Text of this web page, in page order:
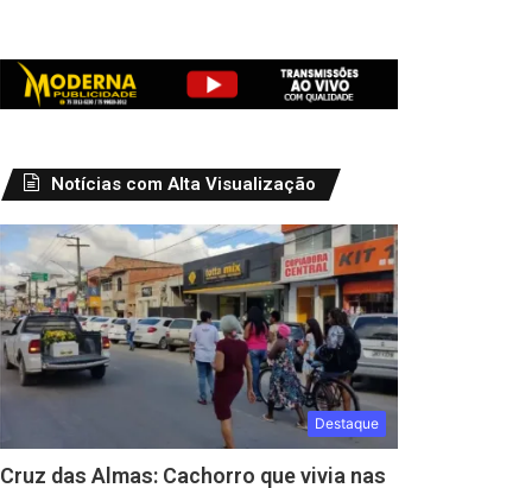
Notícias com Alta Visualização
Destaque
Cruz das Almas: Cachorro que vivia nas